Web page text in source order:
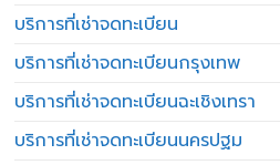
บริการที่เช่าจดทะเบียน
บริการที่เช่าจดทะเบียนกรุงเทพ
บริการที่เช่าจดทะเบียนฉะเชิงเทรา
บริการที่เช่าจดทะเบียนนครปฐม